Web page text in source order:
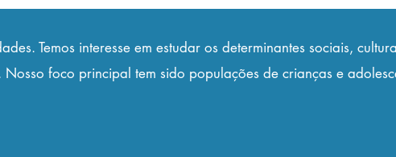
Temos interesse em estudar os determinantes sociais,
foco principal tem sido populações de crianças e